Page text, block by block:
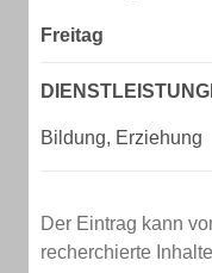
Freitag
Bildung, Erziehung
Der Eintrag kann
recherchierte